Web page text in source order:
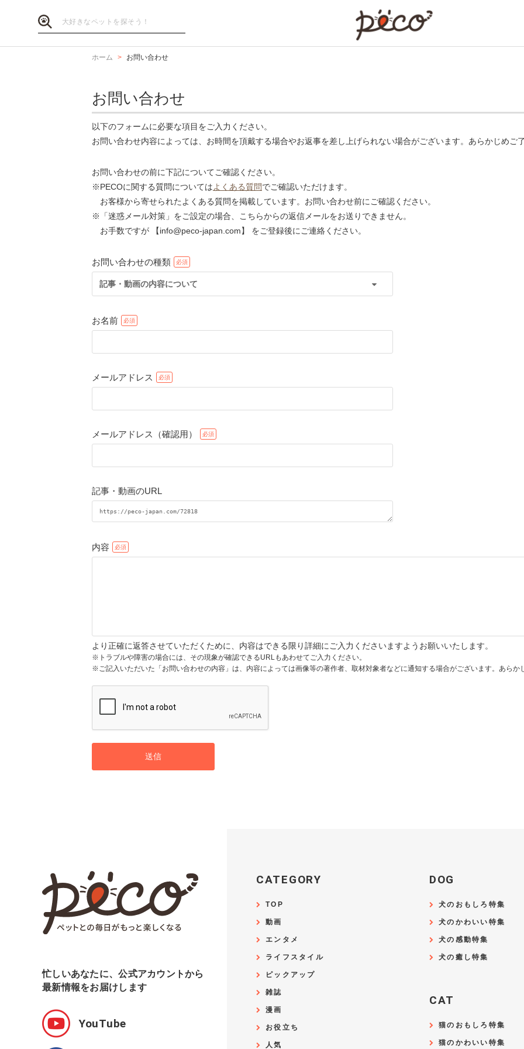
ホーム お問い合わせ
お問い合わせ
以下のフォームに必要な項目をご入力ください。
お問い合わせ内容によっては、お時間を頂戴する場合やお返事を差し上げられない場合がございます。あらかじめご
お問い合わせの前に下記についてご確認ください。
※PECOに関する質問についてはよくある質問でご確認いただけます。
お客様から寄せられたよくある質問を掲載しています。お問い合わせ前にご確認ください。
※「迷惑メール対策」をご設定の場合、こちらからの返信メールをお送りできません。
お手数ですが 【info@peco-japan.com】 をご登録後にご連絡ください。
お問い合わせの種類
記事・動画の内容について
お名前
メールアドレス
メールアドレス（確認用）
記事・動画のURL
内容
より正確に返答させていただくために、内容はできる限り詳細にご入力くださいますようお願いいたします。
※トラブルや障害の場合には、その現象が確認できるURLもあわせてご入力ください。
※ご記入いただいた「お問い合わせの内容」は、内容によっては画像等の著作者、取材対象者などに通知する場合がございます。あらか
送信
忙しいあなたに、公式アカウントから
最新情報をお届けします
YouTube
CATEGORY
TOP
動画
エンタメ
ライフスタイル
ピックアップ
雑誌
漫画
お役立ち
人気
DOG
犬のおもしろ特集
犬のかわいい特集
犬の感動特集
犬の癒し特集
CAT
猫のおもしろ特集
猫のかわいい特集